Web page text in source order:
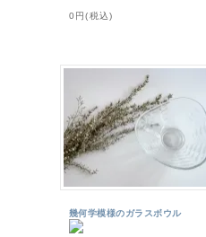
0円(税込)
幾何学模様のガラスボウル